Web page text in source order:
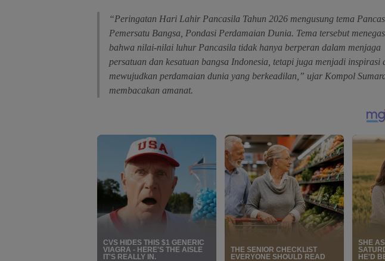
“Peringatan Hari Lahir Pancasila Tahun 2026 mengusung tema
Pemersatu Bangsa, Pondasi Perdamaian Dunia. Tema tersebut
bahwa nilai-nilai luhur Pancasila tidak hanya berperan dalam menjaga
persatuan dan kesatuan bangsa Indonesia, tetapi juga menjadi inspirasi
mewujudkan perdamaian dunia yang berkeadilan,” ujar Kompol
membacakan amanat.